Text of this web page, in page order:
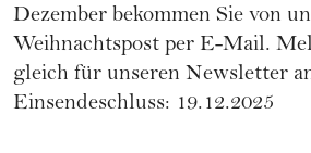
Dezember bekommen Sie von
Weihnachtspost per E-Mail.
gleich für unseren Newsletter
Einsendeschluss: 19.12.2025